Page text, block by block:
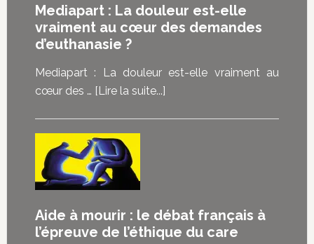
mourir,
mais
pouvoir
choisir”
les
que
la
Mediapart : La douleur est-elle
vraiment au cœur des demandes
d’euthanasie ?
Mediapart : La douleur est-elle vraiment au
cœur des … [Lire la suite...]à
vraiment
au
Aide à mourir : le débat français à
l’épreuve de l’éthique du care